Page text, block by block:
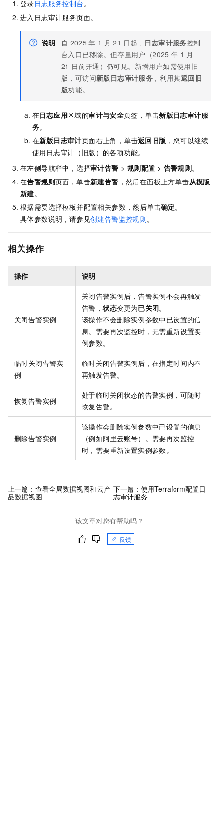
登录日志服务控制台。
进入日志审计服务页面。
说明 自 2025 年 1 月 21 日起， 日志审计服务控制
台入口已移除。但存量用户（2025 年 1 月
21 日前开通）仍可见。新增用户如需使用旧
版，可访问新版日志审计服务 ，利用其返回旧
版功能。
在日志应用区域的审计与安全页签，单击新版日志审计服
务。
在新版日志审计页面右上角，单击返回旧版 ，您可以继续
使用日志审计（旧版）的各项功能。
在左侧导航栏中，选择审计告警 > 规则配置 > 告警规则。
在告警规则页面，单击新建告警 ，然后在面板上方单击从模版
新建。
根据需要选择模板并配置相关参数，然后单击确定。
具体参数说明，请参见创建告警监控规则。
相关操作
操作 说明
关闭告警实例
关闭告警实例后，告警实例不会再触发
告警，状态变更为已关闭。
该操作不会删除实例参数中已设置的信
息。需要再次监控时，无需重新设置实
例参数。
临时关闭告警实
例
临时关闭告警实例后，在指定时间内不
再触发告警。
恢复告警实例
处于临时关闭状态的告警实例，可随时
恢复告警。
删除告警实例
该操作会删除实例参数中已设置的信息
（例如阿里云账号）。需要再次监控
时，需要重新设置实例参数。
上一篇： 查看全局数据视图和云产
品数据视图
下一篇：使用Terraform配置日
志审计服务
该文章对您有帮助吗？
反馈